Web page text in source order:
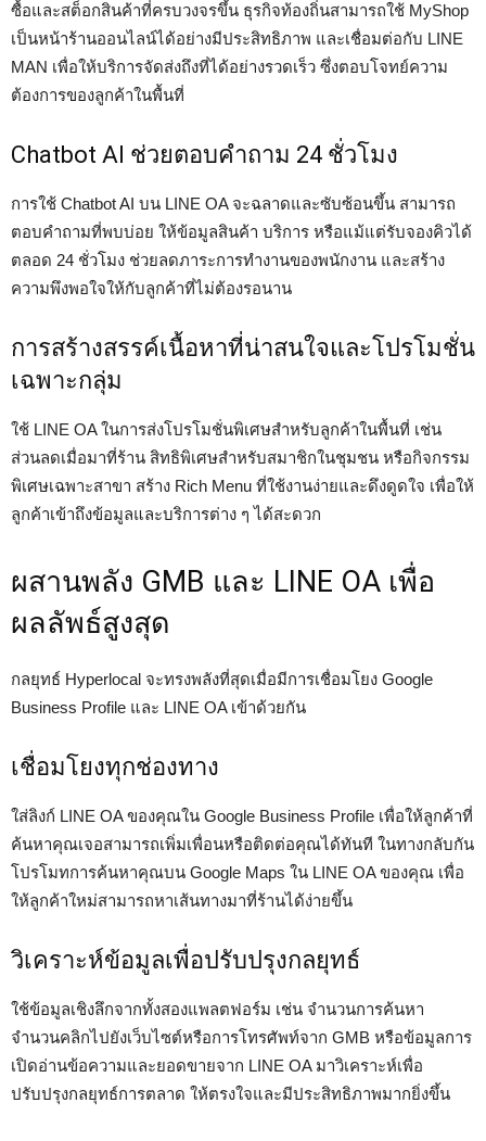
ซื้อและสต็อกสินค้าที่ครบวงจรขึ้น ธุรกิจท้องถิ่นสามารถใช้ MyShop
เป็นหน้าร้านออนไลน์ได้อย่างมีประสิทธิภาพ และเชื่อมต่อกับ LINE
MAN เพื่อให้บริการจัดส่งถึงที่ได้อย่างรวดเร็ว ซึ่งตอบโจทย์ความ
ต้องการของลูกค้าในพื้นที่
Chatbot AI ช่วยตอบคำถาม 24 ชั่วโมง
การใช้ Chatbot AI บน LINE OA จะฉลาดและซับซ้อนขึ้น สามารถ
ตอบคำถามที่พบบ่อย ให้ข้อมูลสินค้า บริการ หรือแม้แต่รับจองคิวได้
ตลอด 24 ชั่วโมง ช่วยลดภาระการทำงานของพนักงาน และสร้าง
ความพึงพอใจให้กับลูกค้าที่ไม่ต้องรอนาน
การสร้างสรรค์เนื้อหาที่น่าสนใจและโปรโมชั่น
เฉพาะกลุ่ม
ใช้ LINE OA ในการส่งโปรโมชั่นพิเศษสำหรับลูกค้าในพื้นที่ เช่น
ส่วนลดเมื่อมาที่ร้าน สิทธิพิเศษสำหรับสมาชิกในชุมชน หรือกิจกรรม
พิเศษเฉพาะสาขา สร้าง Rich Menu ที่ใช้งานง่ายและดึงดูดใจ เพื่อให้
ลูกค้าเข้าถึงข้อมูลและบริการต่าง ๆ ได้สะดวก
ผสานพลัง GMB และ LINE OA เพื่อ
ผลลัพธ์สูงสุด
กลยุทธ์ Hyperlocal จะทรงพลังที่สุดเมื่อมีการเชื่อมโยง Google
Business Profile และ LINE OA เข้าด้วยกัน
เชื่อมโยงทุกช่องทาง
ใส่ลิงก์ LINE OA ของคุณใน Google Business Profile เพื่อให้ลูกค้าที่
ค้นหาคุณเจอสามารถเพิ่มเพื่อนหรือติดต่อคุณได้ทันที ในทางกลับกัน
โปรโมทการค้นหาคุณบน Google Maps ใน LINE OA ของคุณ เพื่อ
ให้ลูกค้าใหม่สามารถหาเส้นทางมาที่ร้านได้ง่ายขึ้น
วิเคราะห์ข้อมูลเพื่อปรับปรุงกลยุทธ์
ใช้ข้อมูลเชิงลึกจากทั้งสองแพลตฟอร์ม เช่น จำนวนการค้นหา
จำนวนคลิกไปยังเว็บไซต์หรือการโทรศัพท์จาก GMB หรือข้อมูลการ
เปิดอ่านข้อความและยอดขายจาก LINE OA มาวิเคราะห์เพื่อ
ปรับปรุงกลยุทธ์การตลาด ให้ตรงใจและมีประสิทธิภาพมากยิ่งขึ้น